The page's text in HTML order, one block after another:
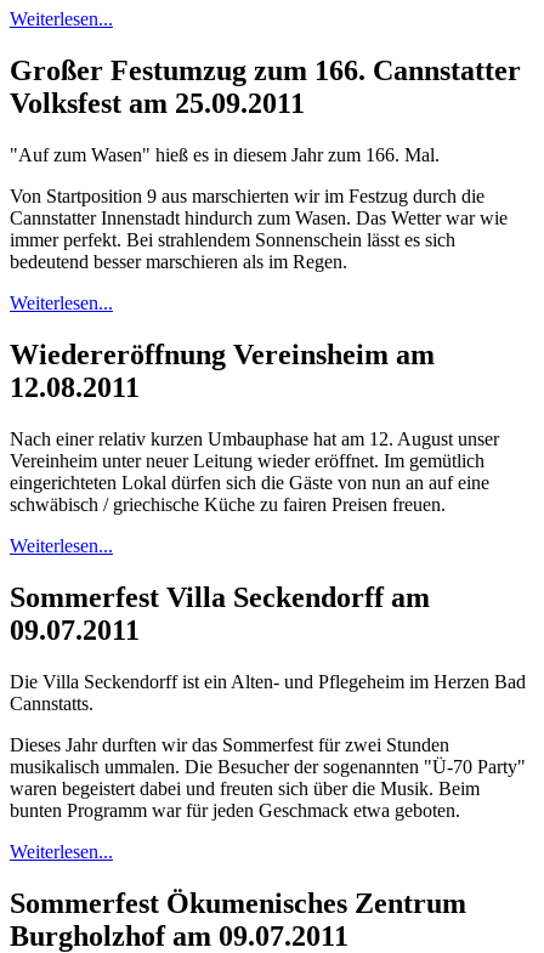
Weiterlesen...
Großer Festumzug zum 166. Cannstatter
Volksfest am 25.09.2011
"Auf zum Wasen" hieß es in diesem Jahr zum 166. Mal.
Von Startposition 9 aus marschierten wir im Festzug durch die
Cannstatter Innenstadt hindurch zum Wasen. Das Wetter war wie
immer perfekt. Bei strahlendem Sonnenschein lässt es sich
bedeutend besser marschieren als im Regen.
Weiterlesen...
Wiedereröffnung Vereinsheim am
12.08.2011
Nach einer relativ kurzen Umbauphase hat am 12. August unser
Vereinheim unter neuer Leitung wieder eröffnet. Im gemütlich
eingerichteten Lokal dürfen sich die Gäste von nun an auf eine
schwäbisch / griechische Küche zu fairen Preisen freuen.
Weiterlesen...
Sommerfest Villa Seckendorff am
09.07.2011
Die Villa Seckendorff ist ein Alten- und Pflegeheim im Herzen Bad
Cannstatts.
Dieses Jahr durften wir das Sommerfest für zwei Stunden
musikalisch ummalen. Die Besucher der sogenannten "Ü-70 Party"
waren begeistert dabei und freuten sich über die Musik. Beim
bunten Programm war für jeden Geschmack etwa geboten.
Weiterlesen...
Sommerfest Ökumenisches Zentrum
Burgholzhof am 09.07.2011